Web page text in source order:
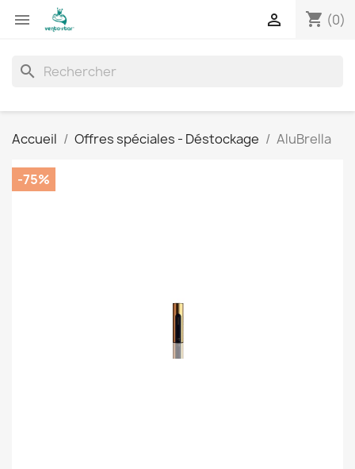
 shopping_cart (0)

search
Accueil Offres spéciales - Déstockage AluBrella
-75%